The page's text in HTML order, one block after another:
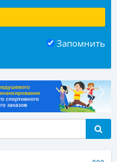
Запомнить